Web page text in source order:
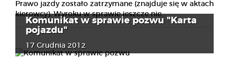
Prawo jazdy zostało zatrzymane (znajduje się w aktach
kierowcy). Wyroku w sprawie jeszcze nie...
Komunikat w sprawie pozwu "Karta
pojazdu"
17 Grudnia 2012